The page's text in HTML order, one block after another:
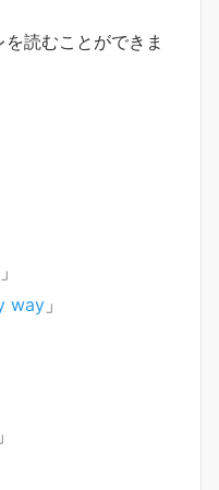
読むことができま
」
way 」